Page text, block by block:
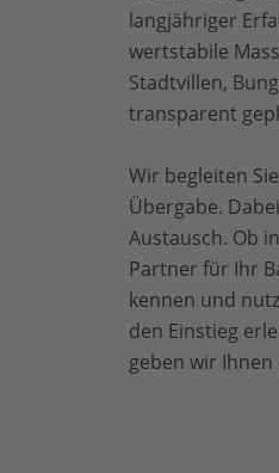
langjähriger
wertstabile
Stadtvillen,
transparent
Wir begleiten
Übergabe.
Austausch. Ob
Partner für Ihr
kennen und
den Einstieg
geben wir